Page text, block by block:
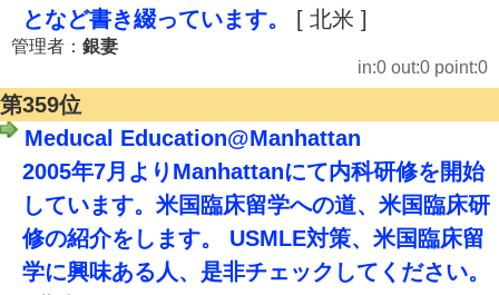
となど書き綴っています。
[ 北米 ]
管理者： 銀妻
in:0 out:0 point:0
第359位
Meducal Education@Manhattan
2005年7月よりManhattanにて内科研修を開始
しています。米国臨床留学への道、米国臨床研
修の紹介をします。 USMLE対策、米国臨床留
学に興味ある人、是非チェックしてください。